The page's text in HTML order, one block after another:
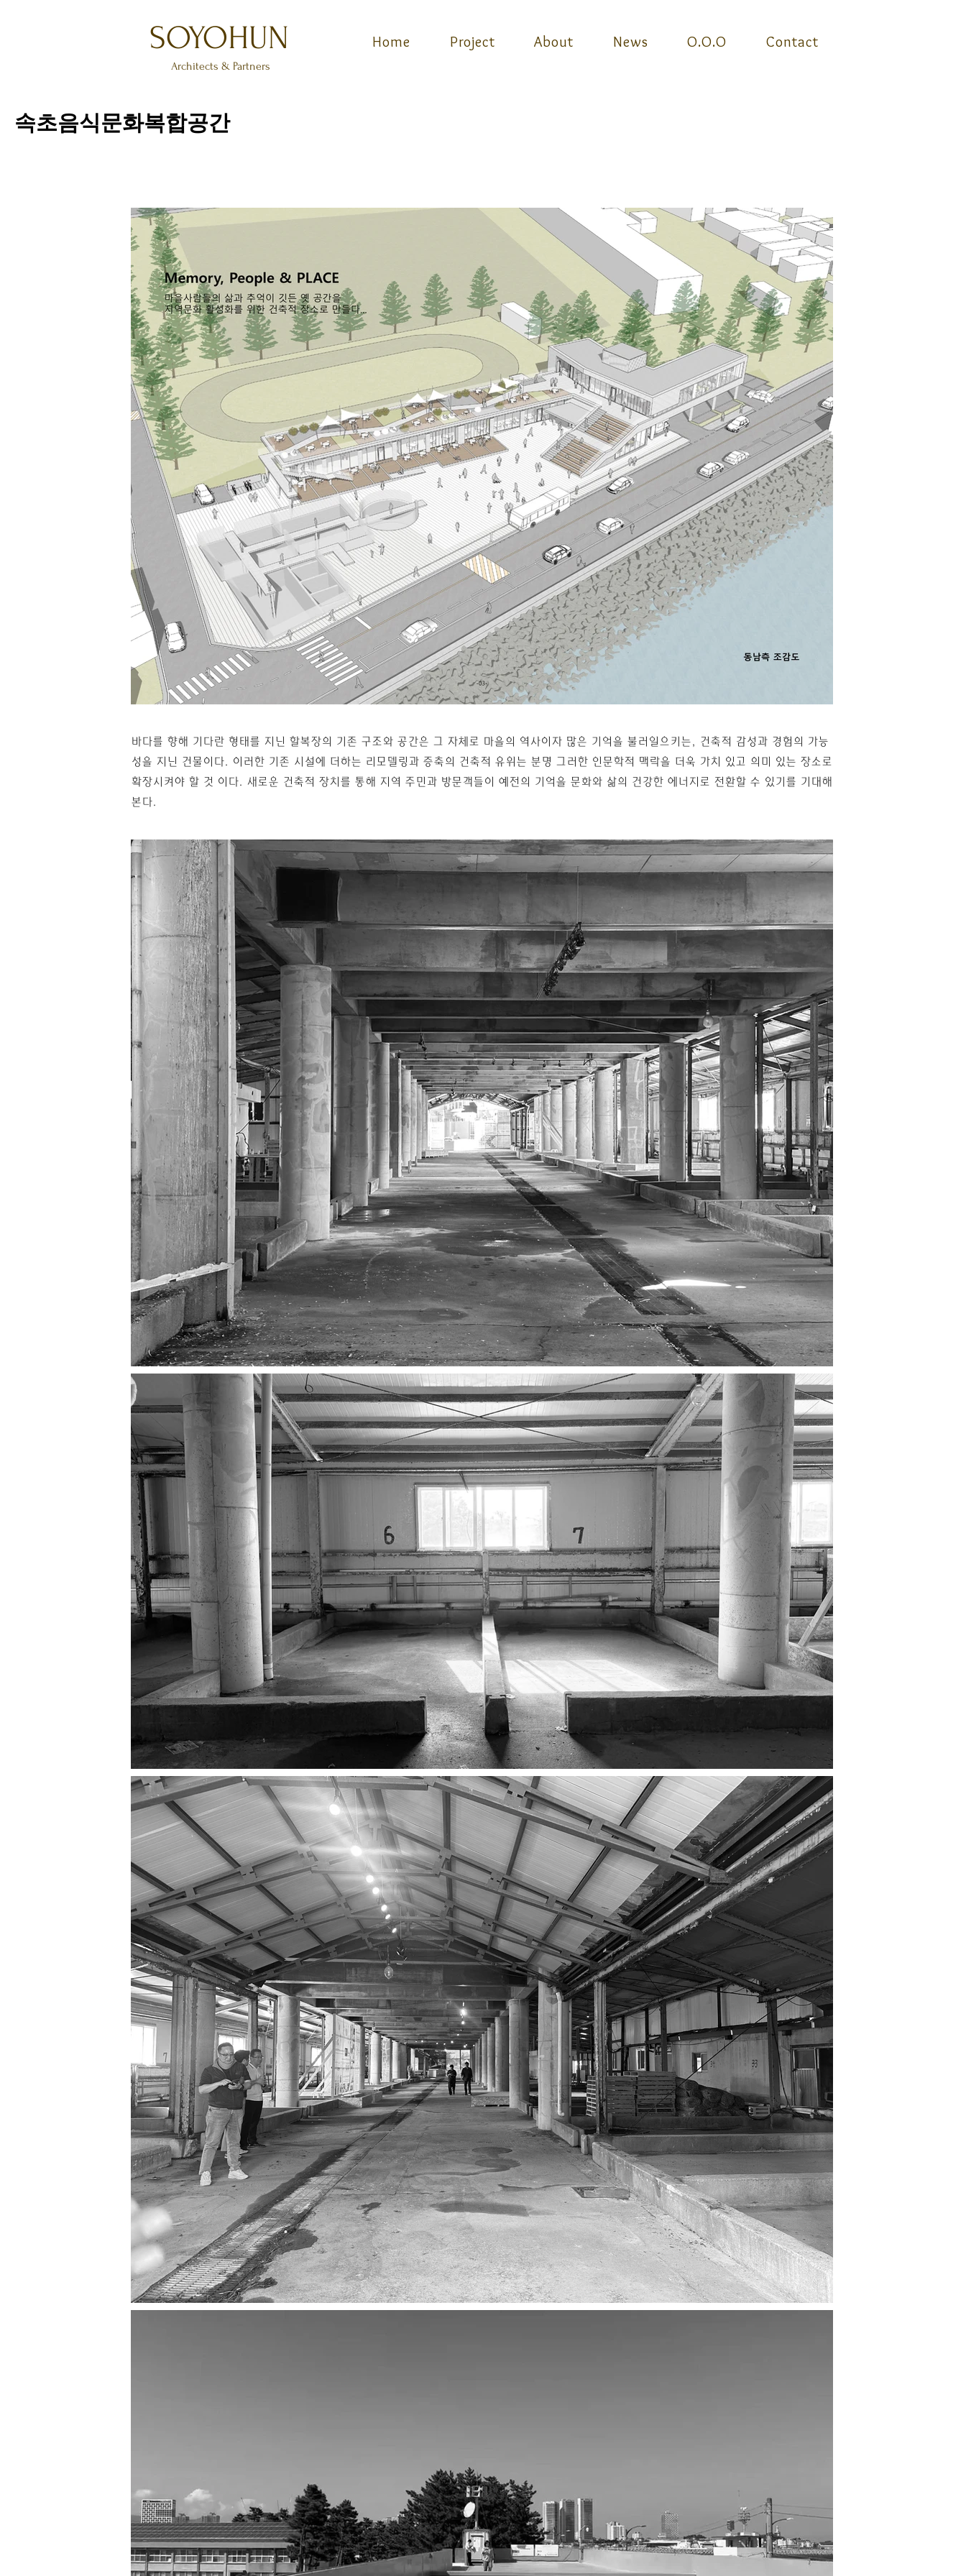
SOYOHUN Home Project About News O.O.O Contact
Architects & Partners
속초음식문화복합공간
바다를 향해 기다란 형태를 지닌 할복장의 기존 구조와 공간은 그 자체로 마을의 역사이자 많은 기억을 불러일으키는, 건축적 감성과 경험의 가능
성을 지닌 건물이다. 이러한 기존 시설에 더하는 리모델링과 증축의 건축적 유위는 분명 그러한 인문학적 맥락을 더욱 가치 있고 의미 있는 장소로
확장시켜야 할 것 이다. 새로운 건축적 장치를 통해 지역 주민과 방문객들이 예전의 기억을 문화와 삶의 건강한 에너지로 전환할 수 있기를 기대해
본다.